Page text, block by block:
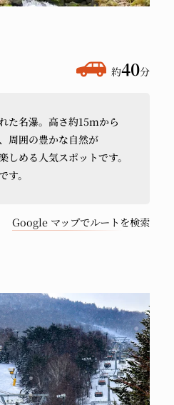
か
車
約40分
た名瀑。 高さ約15mから
周囲の豊かな自然が
しめる 人気スポットです。
す。
Google マップでルートを検索